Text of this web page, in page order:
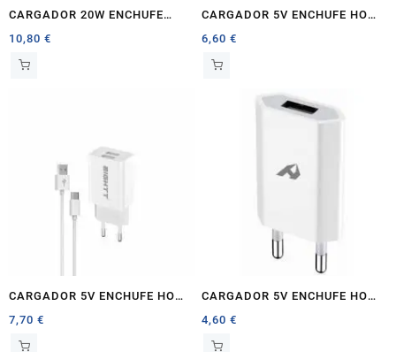
CARGADOR 20W ENCHUFE
APPROX 1X USB QUICK
CHARGE BLANCO
10,80 €
CARGADOR 5V ENCHUFE HOME
2.4A TIPO-A -MICRO USB
BLANCO
6,60€
CARGADOR 5V ENCHUFE HOME
2.4A TIPO A – C BLANCO
7,70 €
CARGADOR 5V ENCHUFE HOME
1.0A TIPO A BLANCO
4,60€